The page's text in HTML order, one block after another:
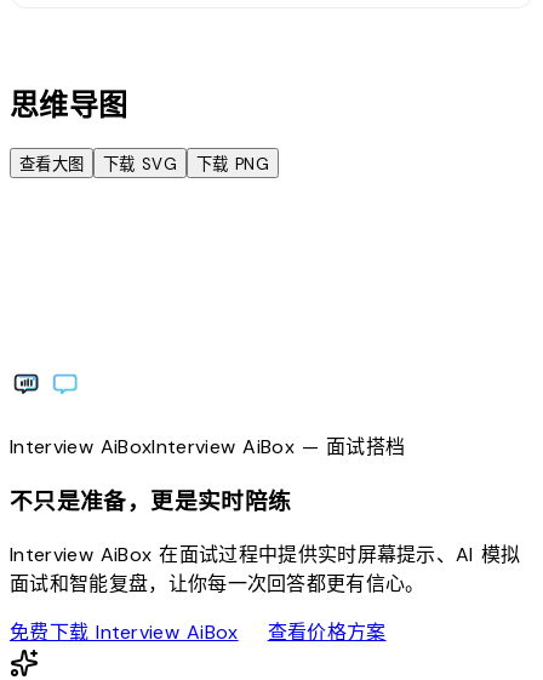
思维导图
查看大图 下载 SVG 下载 PNG
Interview AiBoxInterviewAiBox— 面试搭档
不只是准备，更是实时陪练
Interview AiBox 在面试过程中提供实时屏幕提示、AI 模拟
面试和智能复盘，让你每一次回答都更有信心。
免费下载 Interview AiBoxdownload查看价格方案sell